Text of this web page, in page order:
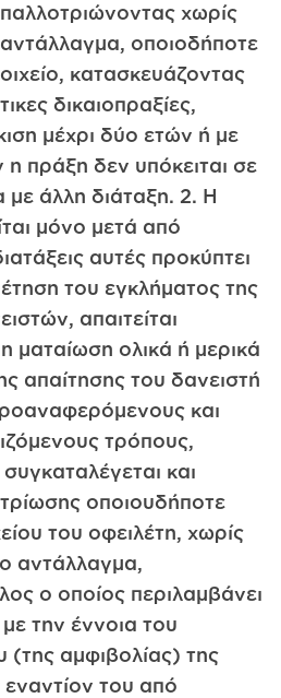
χωρίς
αντάλλαγμα, οποιοδήποτε
κατασκευάζοντας
δικαιοπραξίες,
μέχρι δύο ετών ή με
η πράξη δεν υπόκειται σε
άλλη διάταξη. 2. Η
μόνο μετά από
αυτές προκύπτει
του εγκλήματος της
απαιτείται
ματαίωση ολικά ή μερικά
απαίτησης του δανειστή
και
τρόπους,
και
οποιουδήποτε
του οφειλέτη, χωρίς
αντάλλαγμα,
ο οποίος περιλαμβάνει
την έννοια του
αμφιβολίας) της
του από